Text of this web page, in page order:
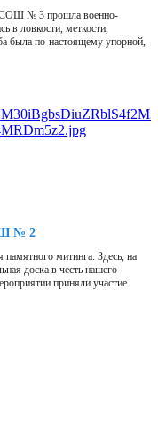
№ 3 прошла военно-
в ловкости, меткости,
была по-настоящему упорной,
№ 2
митинга. Здесь, на
доска в честь нашего
приняли участие